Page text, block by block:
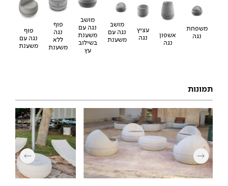
משפחת
נגה
אשפון
נגה
עציץ
נגה
מושב
נגה עם
משענת
מושב
נגה עם
משענת
בשילוב
עץ
פוף
נגה
ללא
משענת
פוף
נגה עם
משענת
תמונות